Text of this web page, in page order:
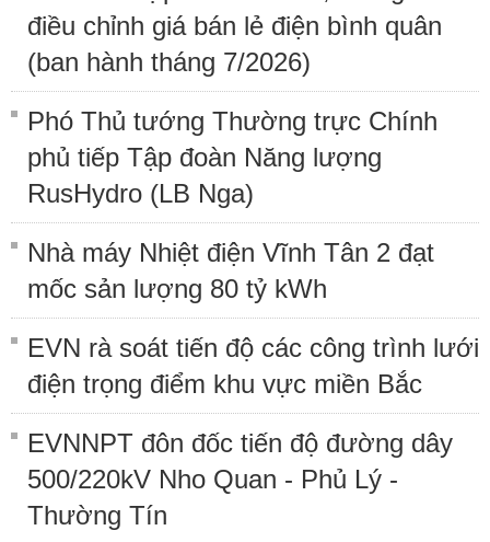
điều chỉnh giá bán lẻ điện bình quân
(ban hành tháng 7/2026)
Phó Thủ tướng Thường trực Chính
phủ tiếp Tập đoàn Năng lượng
RusHydro (LB Nga)
Nhà máy Nhiệt điện Vĩnh Tân 2 đạt
mốc sản lượng 80 tỷ kWh
EVN rà soát tiến độ các công trình lưới
điện trọng điểm khu vực miền Bắc
EVNNPT đôn đốc tiến độ đường dây
500/220kV Nho Quan - Phủ Lý -
Thường Tín